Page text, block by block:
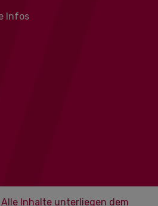
Infos
Inhalte unterliegen dem